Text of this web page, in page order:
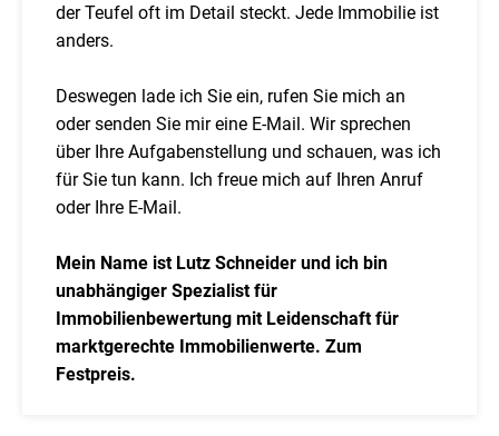
der Teufel oft im Detail steckt. Jede Immobilie ist
anders.
Deswegen lade ich Sie ein, rufen Sie mich an
oder senden Sie mir eine E-Mail. Wir sprechen
über Ihre Aufgabenstellung und schauen, was ich
für Sie tun kann. Ich freue mich auf Ihren Anruf
oder Ihre E-Mail.
Mein Name ist Lutz Schneider und ich bin
unabhängiger Spezialist für
Immobilienbewertung mit Leidenschaft für
marktgerechte Immobilienwerte. Zum
Festpreis.